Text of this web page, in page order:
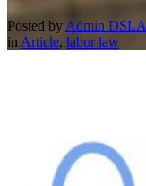
Posted by Admin DSLA
in Article, labor law